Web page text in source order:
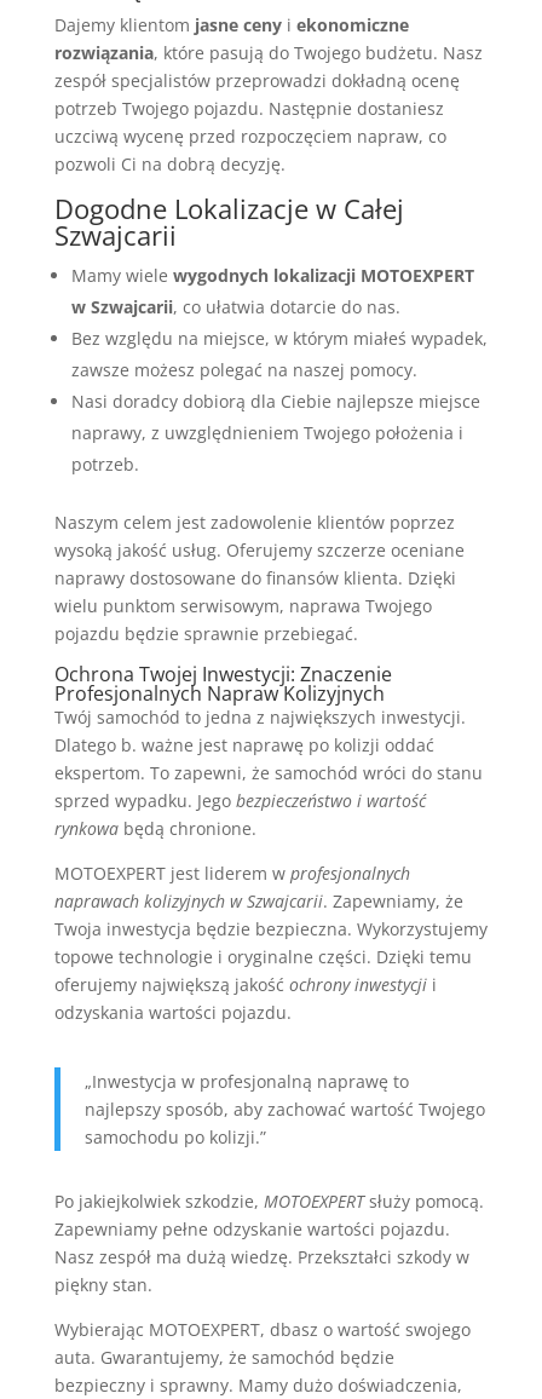
Dajemy klientom jasne cenyi ekonomiczne
rozwiązania, które pasują do Twojego budżetu. Nasz
zespół specjalistów przeprowadzi dokładną ocenę
potrzeb Twojego pojazdu. Następnie dostaniesz
uczciwą wycenę przed rozpoczęciem napraw, co
pozwoli Ci na dobrą decyzję.
Dogodne Lokalizacje w Całej
Szwajcarii
Mamy wiele wygodnych lokalizacji MOTOEXPERT
w Szwajcarii, co ułatwia dotarcie do nas.
Bez względu na miejsce, w którym miałeś wypadek,
zawsze możesz polegać na naszej pomocy.
Nasi doradcy dobiorą dla Ciebie najlepsze miejsce
naprawy, z uwzględnieniem Twojego położenia i
potrzeb.
Naszym celem jest zadowolenie klientów poprzez
wysoką jakość usług. Oferujemy szczerze oceniane
naprawy dostosowane do finansów klienta. Dzięki
wielu punktom serwisowym, naprawa Twojego
pojazdu będzie sprawnie przebiegać.
Ochrona Twojej Inwestycji: Znaczenie
Profesjonalnych Napraw Kolizyjnych
Twój samochód to jedna z największych inwestycji.
Dlatego b. ważne jest naprawę po kolizji oddać
ekspertom. To zapewni, że samochód wróci do stanu
sprzed wypadku. Jego bezpieczeństwo i wartość
rynkowabędą chronione.
MOTOEXPERT jest liderem w profesjonalnych
naprawach kolizyjnych w Szwajcarii. Zapewniamy, że
Twoja inwestycja będzie bezpieczna. Wykorzystujemy
topowe technologie i oryginalne części. Dzięki temu
oferujemy największą jakość ochrony inwestycjii
odzyskania wartości pojazdu.
„Inwestycja w profesjonalną naprawę to
najlepszy sposób, aby zachować wartość Twojego
samochodu po kolizji.”
Po jakiejkolwiek szkodzie, MOTOEXPERTsłuży pomocą.
Zapewniamy pełne odzyskanie wartości pojazdu.
Nasz zespół ma dużą wiedzę. Przekształci szkody w
piękny stan.
Wybierając MOTOEXPERT, dbasz o wartość swojego
auta. Gwarantujemy, że samochód będzie
bezpieczny i sprawny. Mamy dużo doświadczenia,